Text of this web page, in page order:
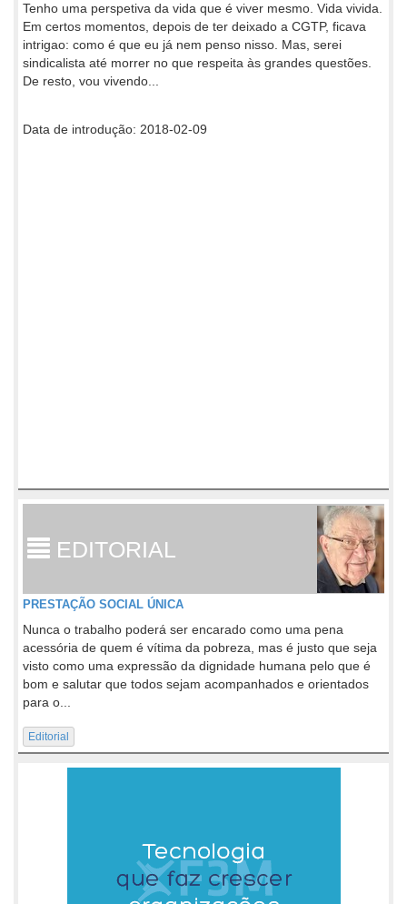
Tenho uma perspetiva da vida que é viver mesmo. Vida vivida.
Em certos momentos, depois de ter deixado a CGTP, ficava
intrigao: como é que eu já nem penso nisso. Mas, serei
sindicalista até morrer no que respeita às grandes questões.
De resto, vou vivendo...
Data de introdução: 2018-02-09
EDITORIAL
PRESTAÇÃO SOCIAL ÚNICA
Nunca o trabalho poderá ser encarado como uma pena
acessória de quem é vítima da pobreza, mas é justo que seja
visto como uma expressão da dignidade humana pelo que é
bom e salutar que todos sejam acompanhados e orientados
para o...
Editorial